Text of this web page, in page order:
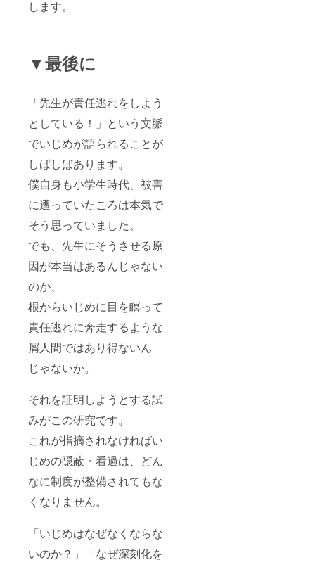
します。
▼最後に
「先生が責任逃れをしよう
としている！」という文脈
でいじめが語られることが
しばしばあります。
僕自身も小学生時代、被害
に遭っていたころは本気で
そう思っていました。
でも、先生にそうさせる原
因が本当はあるんじゃない
のか、
根からいじめに目を瞑って
責任逃れに奔走するような
屑人間ではあり得ないん
じゃないか。
それを証明しようとする試
みがこの研究です。
これが指摘されなければい
じめの隠蔽・看過は、どん
なに制度が整備されてもな
くなりません。
「いじめはなぜなくならな
いのか？」「なぜ深刻化を